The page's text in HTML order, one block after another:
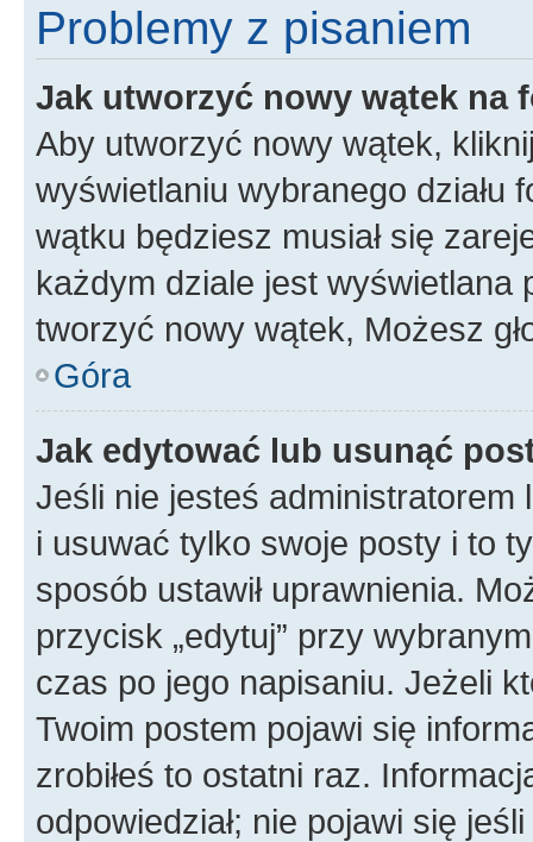
Problemy z pisaniem
Jak utworzyć nowy wątek na
Aby utworzyć nowy wątek,
wyświetlaniu wybranego działu
wątku będziesz musiał się
każdym dziale jest wyświetlana
tworzyć nowy wątek, Możesz
Góra
Jak edytować lub usunąć
Jeśli nie jesteś
i usuwać tylko swoje posty i to
sposób ustawił uprawnienia.
przycisk „edytuj” przy
czas po jego napisaniu. Jeżeli
Twoim postem pojawi się
zrobiłeś to ostatni raz.
odpowiedział; nie pojawi się